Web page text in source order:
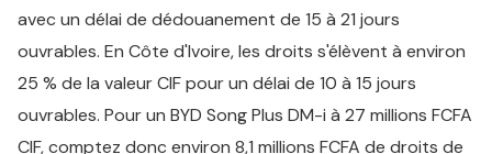
avec un délai de dédouanement de 15 à 21 jours
ouvrables. En Côte d'Ivoire, les droits s'élèvent à environ
25 % de la valeur CIF pour un délai de 10 à 15 jours
ouvrables. Pour un BYD Song Plus DM-i à 27 millions FCFA
CIF, comptez donc environ 8,1 millions FCFA de droits de